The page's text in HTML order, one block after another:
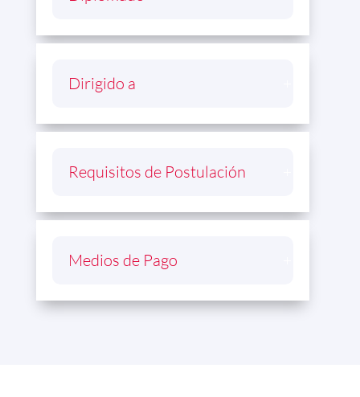
Dirigido a
Requisitos de Postulación
Medios de Pago